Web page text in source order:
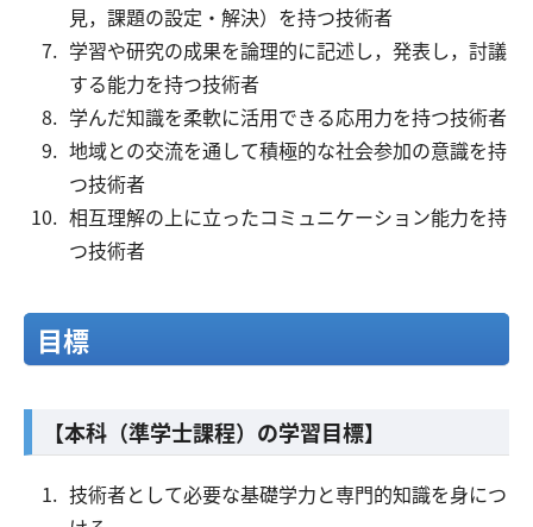
見，課題の設定・解決）を持つ技術者
学習や研究の成果を論理的に記述し，発表し，討議
する能力を持つ技術者
学んだ知識を柔軟に活用できる応用力を持つ技術者
地域との交流を通して積極的な社会参加の意識を持
つ技術者
相互理解の上に立ったコミュニケーション能力を持
つ技術者
目標
【本科（準学士課程）の学習目標】
技術者として必要な基礎学力と専門的知識を身につ